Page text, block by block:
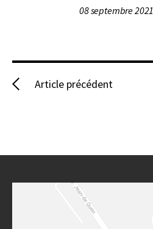
08 septembre 2021
Article précédent